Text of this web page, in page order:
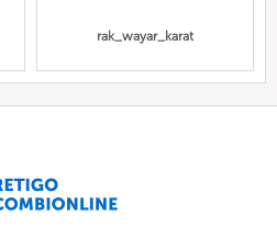
rak_wayar_karat